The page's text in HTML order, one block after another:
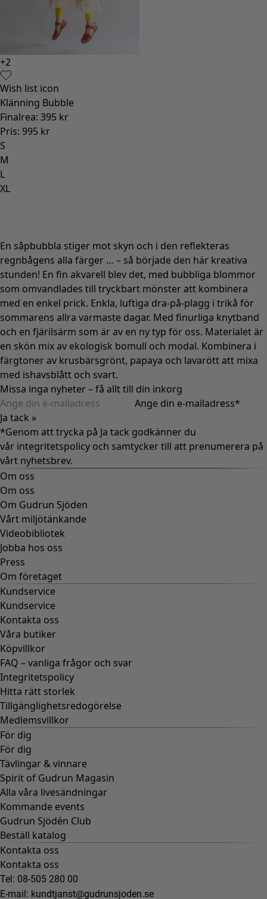
+2
Wish list icon
Klänning Bubble
Finalrea: 395 kr
Pris: 995 kr
S
M
L
XL
En såpbubbla stiger mot skyn och i den reflekteras
regnbågens alla färger … – så började den här kreativa
stunden! En fin akvarell blev det, med bubbliga blommor
som omvandlades till tryckbart mönster att kombinera
med en enkel prick. Enkla, luftiga dra-på-plagg i trikå för
sommarens allra varmaste dagar. Med finurliga knytband
och en fjärilsärm som är av en ny typ för oss. Materialet är
en skön mix av ekologisk bomull och modal. Kombinera i
färgtoner av krusbärsgrönt, papaya och lavarött att mixa
med ishavsblått och svart.
Missa inga nyheter – få allt till din inkorg
Ange din e-mailadress*
Ja tack »
*Genom att trycka på Ja tack godkänner du
vår integritetspolicy och samtycker till att prenumerera på
vårt nyhetsbrev.
Om oss
Om oss
Om Gudrun Sjöden
Vårt miljötänkande
Videobibliotek
Jobba hos oss
Press
Om företaget
Kundservice
Kundservice
Kontakta oss
Våra butiker
Köpvillkor
FAQ – vanliga frågor och svar
Integritetspolicy
Hitta rätt storlek
Tillgänglighetsredogörelse
Medlemsvillkor
För dig
För dig
Tävlingar & vinnare
Spirit of Gudrun Magasin
Alla våra livesändningar
Kommande events
Gudrun Sjödén Club
Beställ katalog
Kontakta oss
Kontakta oss
Tel: 08-505 280 00
E-mail: kundtjanst@gudrunsjoden.se